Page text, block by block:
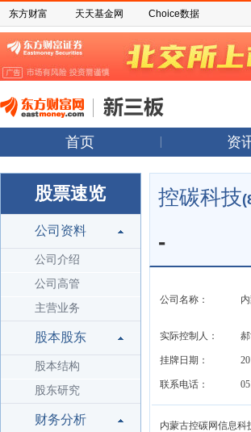
东方财富 天天基金网 Choice数据
首页 资
股票速览
公司资料
公司介绍
公司高管
主营业务
股本股东
股本结构
股东研究
财务分析
控碳科技
-
公司名称：
实际控制人：
挂牌日期：
联系电话：
内蒙古控碳网信息